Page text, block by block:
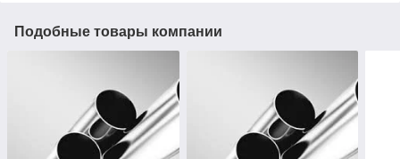
Подобные товары компании